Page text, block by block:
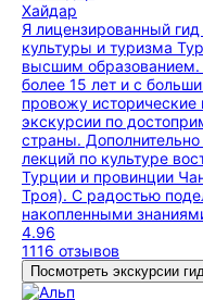
Хайдар
Я лицензированный
культуры и туризма
высшим образованием.
более 15 лет и с
провожу исторические
экскурсии по
страны.
лекций по культуре
Турции и провинции
Троя). С радостью
накопленными
4.96
1116 отзывов
Посмотреть экскурсии